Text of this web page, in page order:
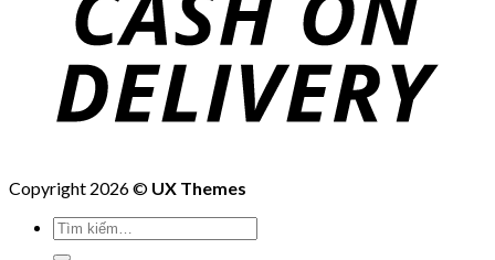
Copyright 2026 © UX Themes
Tìm
kiếm: